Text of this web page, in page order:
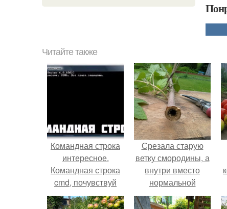
Читайте также
Командная строка
интересное.
Командная строка
cmd, почувствуй
себя хакером.
Срезала старую
ветку смородины, а
внутри вместо
нормальной
светлой